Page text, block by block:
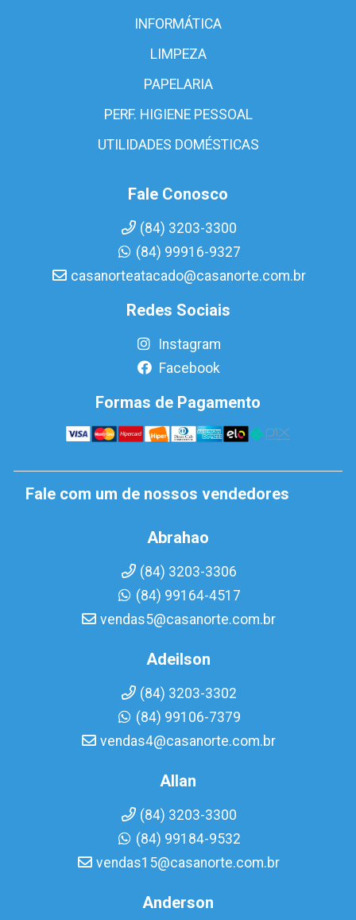
INFORMÁTICA
LIMPEZA
PAPELARIA
PERF. HIGIENE PESSOAL
UTILIDADES DOMÉSTICAS
Fale Conosco
(84) 3203-3300
(84) 99916-9327
casanorteatacado@casanorte.com.br
Redes Sociais
Instagram
Facebook
Formas de Pagamento
Fale com um de nossos vendedores
Abrahao
(84) 3203-3306
(84) 99164-4517
vendas5@casanorte.com.br
Adeilson
(84) 3203-3302
(84) 99106-7379
vendas4@casanorte.com.br
Allan
(84) 3203-3300
(84) 99184-9532
vendas15@casanorte.com.br
Anderson